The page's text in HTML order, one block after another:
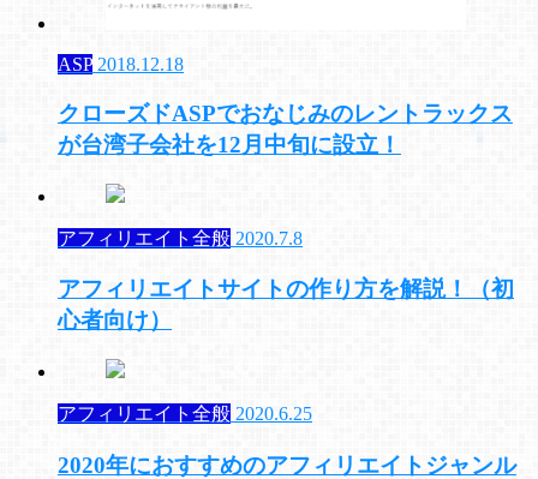
ASP 2018.12.18
クローズドASPでおなじみのレントラックス
が台湾子会社を12月中旬に設立！
アフィリエイト全般 2020.7.8
アフィリエイトサイトの作り方を解説！（初
心者向け）
アフィリエイト全般 2020.6.25
2020年におすすめのアフィリエイトジャンル